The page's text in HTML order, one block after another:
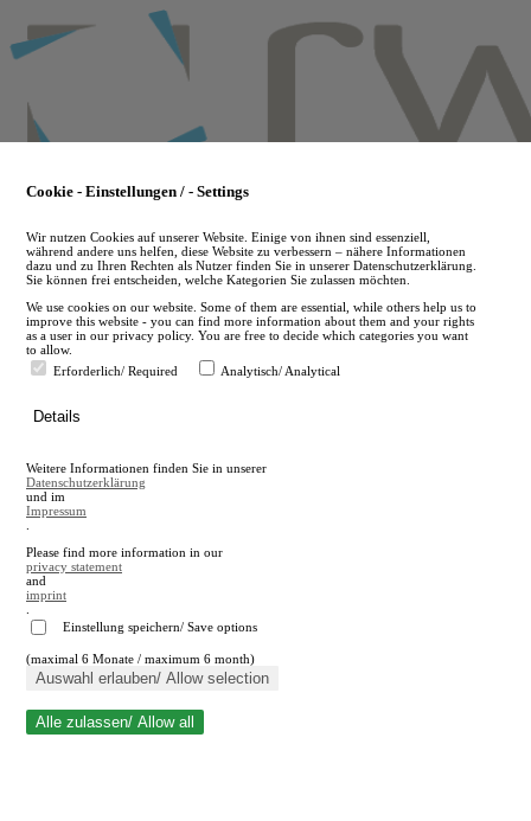
to
main
en
A
A
Suche schließen
Cookie - Einstellungen / - Settings
Wir nutzen Cookies auf unserer Website. Einige von ihnen sind essenziell,
während andere uns helfen, diese Website zu verbessern – nähere Informationen
dazu und zu Ihren Rechten als Nutzer finden Sie in unserer Datenschutzerklärung.
Sie können frei entscheiden, welche Kategorien Sie zulassen möchten.
We use cookies on our website. Some of them are essential, while others help us to
improve this website - you can find more information about them and your rights
as a user in our privacy policy. You are free to decide which categories you want
to allow.
Erforderlich/ Required
Analytisch/ Analytical
Details
Weitere Informationen finden Sie in unserer
Datenschutzerklärung
und im
Impressum
Please find more information in our
privacy statement
and
imprint
Einstellung speichern/ Save options
(maximal 6 Monate / maximum 6 month)
Auswahl erlauben/ Allow selection
Alle zulassen/ Allow all